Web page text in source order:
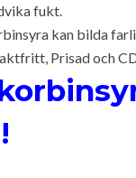
fukt.
kan bilda
Prisad och